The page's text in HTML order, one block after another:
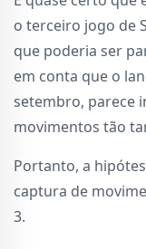
o terceiro jogo de
que poderia ser
em conta que o
setembro, parece
movimentos tão
Portanto, a
captura de
3.